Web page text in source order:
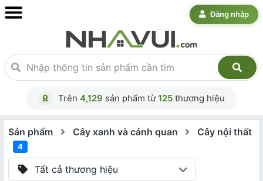
Đăng nhập
Trên 4,129 sản phẩm từ125 thương hiệu
Sản phẩm Cây xanh và cảnh quan Cây nội thất
4
Tất cả thương hiệu